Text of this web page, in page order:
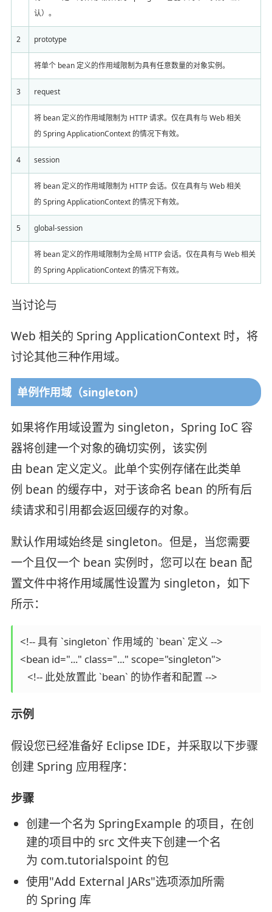
认）。
2 prototype
将单个 bean 定义的作用域限制为具有任意数量的对象实例。
3 request
将 bean 定义的作用域限制为 HTTP 请求。仅在具有与 Web 相关
的 Spring ApplicationContext 的情况下有效。
4 session
将 bean 定义的作用域限制为 HTTP 会话。仅在具有与 Web 相关
的 Spring ApplicationContext 的情况下有效。
5 global-session
将 bean 定义的作用域限制为全局 HTTP 会话。仅在具有与 Web 相关
的 Spring ApplicationContext 的情况下有效。
当讨论与
Web 相关的 Spring ApplicationContext 时，将
讨论其他三种作用域。
单例作用域（singleton）
如果将作用域设置为 singleton，Spring IoC 容
器将创建一个对象的确切实例，该实例
由 bean 定义定义。此单个实例存储在此类单
例 bean 的缓存中，对于该命名 bean 的所有后
续请求和引用都会返回缓存的对象。
默认作用域始终是 singleton。但是，当您需要
一个且仅一个 bean 实例时，您可以在 bean 配
置文件中将作用域属性设置为 singleton，如下
所示：
<!-- 具有 `singleton` 作用域的 `bean` 定义 -->
<bean id="..." class="..." scope="singleton">
   <!-- 此处放置此 `bean` 的协作者和配置 -->
示例
假设您已经准备好 Eclipse IDE，并采取以下步骤
创建 Spring 应用程序：
步骤
创建一个名为 SpringExample 的项目，在创
建的项目中的 src 文件夹下创建一个名
为 com.tutorialspoint 的包
使用"Add External JARs"选项添加所需
的 Spring 库